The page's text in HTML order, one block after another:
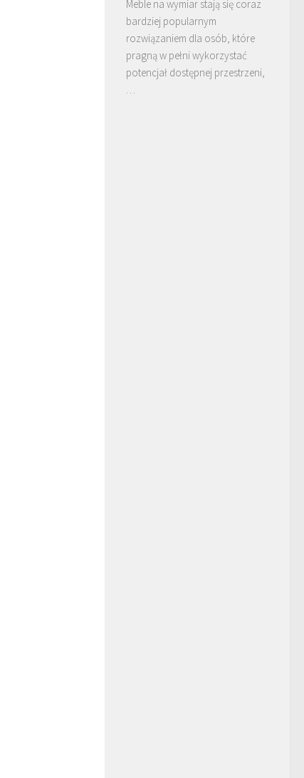
Meble na wymiar stają się coraz
bardziej popularnym
rozwiązaniem dla osób, które
pragną w pełni wykorzystać
potencjał dostępnej przestrzeni,
…